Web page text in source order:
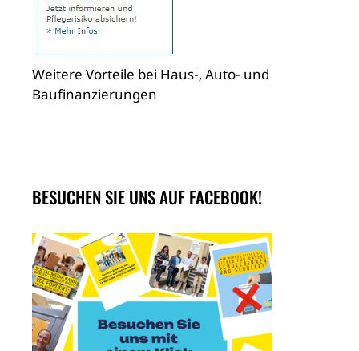
Weitere Vorteile bei Haus-, Auto- und
Baufinanzierungen
BESUCHEN SIE UNS AUF FACEBOOK!